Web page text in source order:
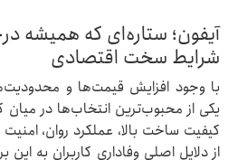
آیفون؛ ستاره‌ای که همیشه
شرایط سخت اقتصادی
با وجود افزایش قیمت‌ها و
یکی از محبوب‌ترین انتخاب‌ها در میان
کیفیت ساخت بالا، عملکرد روان،
از دلایل اصلی وفاداری کاربران به این